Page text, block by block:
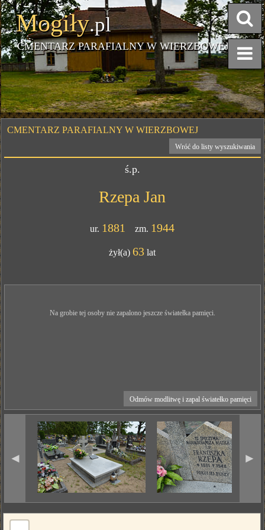
Mogiły.pl
CMENTARZ PARAFIALNY W WIERZBOWEJ
CMENTARZ PARAFIALNY W WIERZBOWEJ
Wróć do listy wyszukiwania
ś.p.
Rzepa Jan
ur. 1881 zm. 1944
żył(a) 63 lat
Na grobie tej osoby nie zapalono jeszcze światełka pamięci.
Odmów modlitwę i zapal światełko pamięci
◄ ►